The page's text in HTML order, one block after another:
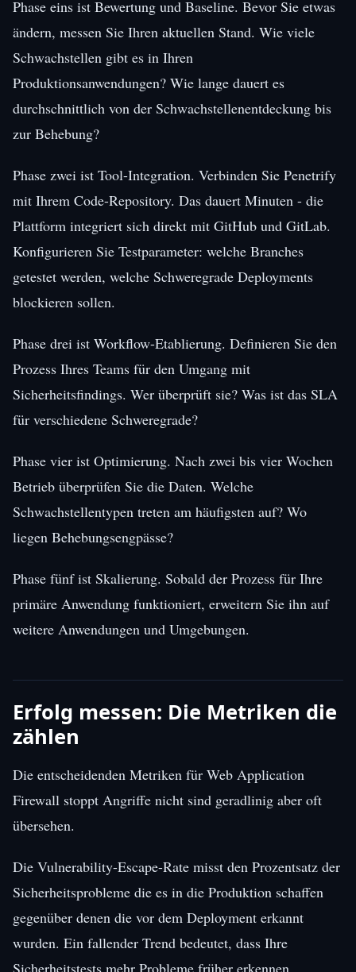
Phase eins ist Bewertung und Baseline. Bevor Sie etwas
ändern, messen Sie Ihren aktuellen Stand. Wie viele
Schwachstellen gibt es in Ihren
Produktionsanwendungen? Wie lange dauert es
durchschnittlich von der Schwachstellenentdeckung bis
zur Behebung?
Phase zwei ist Tool-Integration. Verbinden Sie Penetrify
mit Ihrem Code-Repository. Das dauert Minuten - die
Plattform integriert sich direkt mit GitHub und GitLab.
Konfigurieren Sie Testparameter: welche Branches
getestet werden, welche Schweregrade Deployments
blockieren sollen.
Phase drei ist Workflow-Etablierung. Definieren Sie den
Prozess Ihres Teams für den Umgang mit
Sicherheitsfindings. Wer überprüft sie? Was ist das SLA
für verschiedene Schweregrade?
Phase vier ist Optimierung. Nach zwei bis vier Wochen
Betrieb überprüfen Sie die Daten. Welche
Schwachstellentypen treten am häufigsten auf? Wo
liegen Behebungsengpässe?
Phase fünf ist Skalierung. Sobald der Prozess für Ihre
primäre Anwendung funktioniert, erweitern Sie ihn auf
weitere Anwendungen und Umgebungen.
Erfolg messen: Die Metriken die
zählen
Die entscheidenden Metriken für Web Application
Firewall stoppt Angriffe nicht sind geradlinig aber oft
übersehen.
Die Vulnerability-Escape-Rate misst den Prozentsatz der
Sicherheitsprobleme die es in die Produktion schaffen
gegenüber denen die vor dem Deployment erkannt
wurden. Ein fallender Trend bedeutet, dass Ihre
Sicherheitstests mehr Probleme früher erkennen.